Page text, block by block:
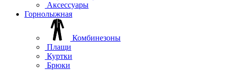
Аксессуары
Горнолыжная
Комбинезоны
Плащи
Куртки
Брюки